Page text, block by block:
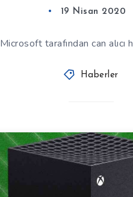
19 Nisan 2020
Microsoft tarafından can alıcı
Haberler